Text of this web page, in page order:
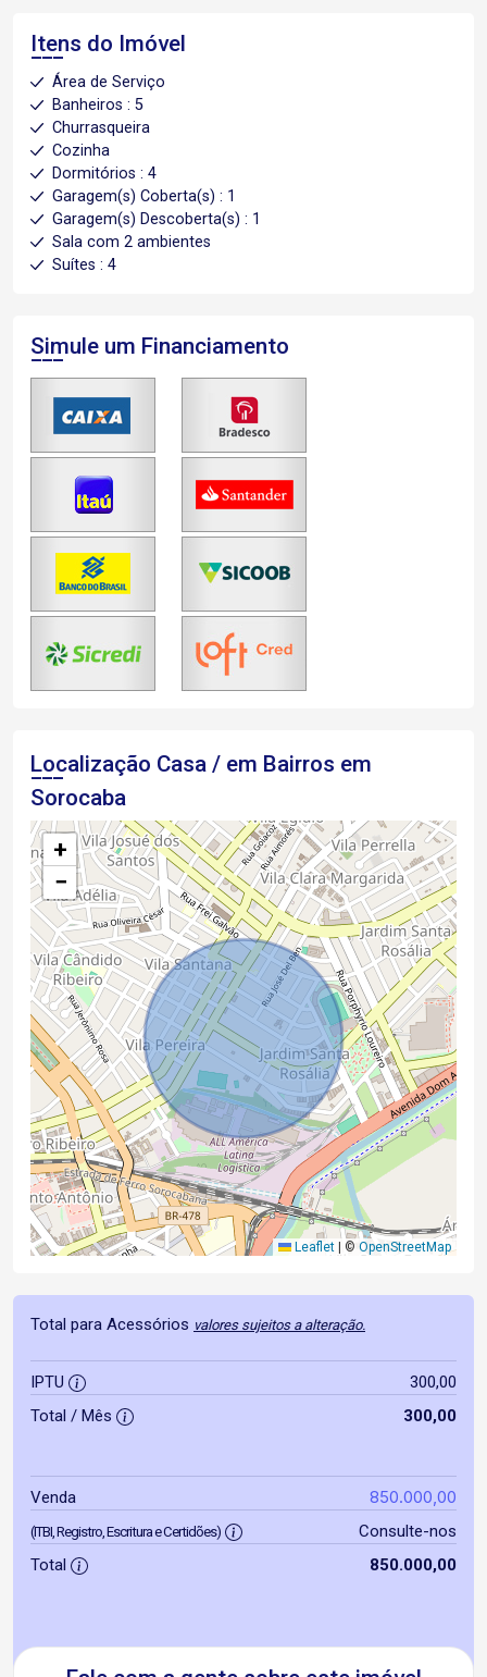
Itens do Imóvel
Área de Serviço
Banheiros : 5
Churrasqueira
Cozinha
Dormitórios : 4
Garagem(s) Coberta(s) : 1
Garagem(s) Descoberta(s) : 1
Sala com 2 ambientes
Suítes : 4
Simule um Financiamento
Localização Casa / em Bairros em
Sorocaba
+
−
Leaflet © OpenStreetMap
Total para Acessórios valores sujeitos a alteração.
IPTU
300,00
Total / Mês
300,00
Venda 850.000,00
(ITBI, Registro, Escritura e Certidões)
Consulte-nos
Total
850.000,00